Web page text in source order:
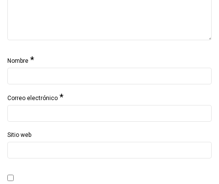
Nombre *
Correo electrónico *
Sitio web